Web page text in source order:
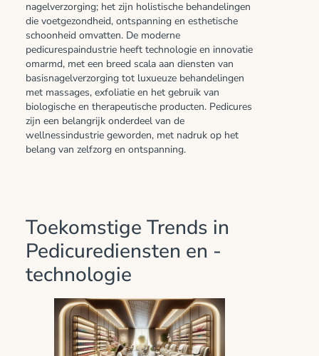
nagelverzorging; het zijn holistische behandelingen
die voetgezondheid, ontspanning en esthetische
schoonheid omvatten. De moderne
pedicurespaindustrie heeft technologie en innovatie
omarmd, met een breed scala aan diensten van
basisnagelverzorging tot luxueuze behandelingen
met massages, exfoliatie en het gebruik van
biologische en therapeutische producten. Pedicures
zijn een belangrijk onderdeel van de
wellnessindustrie geworden, met nadruk op het
belang van zelfzorg en ontspanning.
Toekomstige Trends in
Pedicurediensten en -
technologie